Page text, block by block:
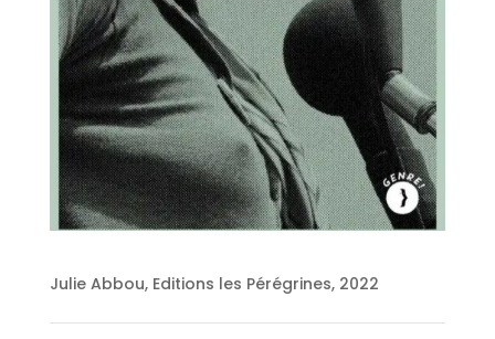
Julie Abbou, Editions les Pérégrines, 2022